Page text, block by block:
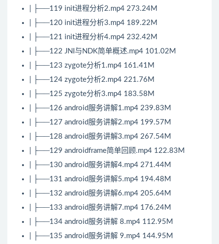
| ├──119 init进程分析2.mp4 273.24M
| ├──120 init进程分析3.mp4 189.22M
| ├──121 init进程分析4.mp4 232.42M
| ├──122 JNI与NDK简单概述.mp4 101.02M
| ├──123 zygote分析1.mp4 161.41M
| ├──124 zygote分析2.mp4 221.76M
| ├──125 zygote分析3.mp4 183.58M
| ├──126 android服务讲解1.mp4 239.83M
| ├──127 android服务讲解2.mp4 199.57M
| ├──128 android服务讲解3.mp4 267.54M
| ├──129 androidframe简单回顾.mp4 122.83M
| ├──130 android服务讲解4.mp4 271.44M
| ├──131 android服务讲解5.mp4 194.48M
| ├──132 android服务讲解6.mp4 205.64M
| ├──133 android服务讲解7.mp4 176.24M
| ├──134 android服务讲解 8.mp4 112.95M
| ├──135 android服务讲解 9.mp4 144.95M